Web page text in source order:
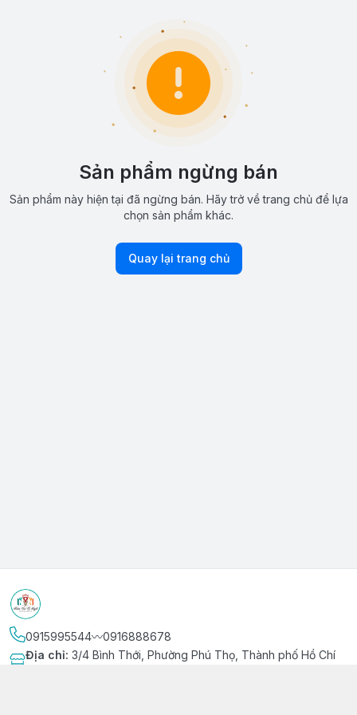
Sản phẩm ngừng bán
Sản phẩm này hiện tại đã ngừng bán. Hãy trở về trang chủ để lựa
chọn sản phẩm khác.
Quay lại trang chủ
0915995544〰️0916888678
Địa chỉ: 3/4 Bình Thới, Phường Phú Thọ, Thành phố Hồ Chí